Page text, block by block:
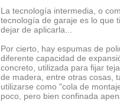
La tecnología intermedia, o
tecnología de garaje es lo que
dejar de aplicarla...
Por cierto, hay espumas de
diferente capacidad de
concreto, utilizada para fijar
de madera, entre otras cosas,
utilizarse como "cola de
poco, pero bien confinada